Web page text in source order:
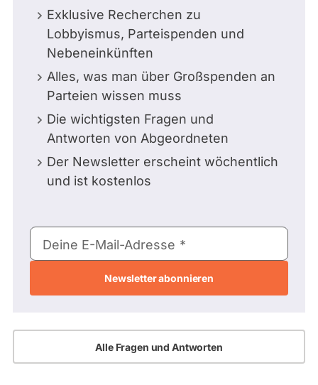
Exklusive Recherchen zu
Lobbyismus, Parteispenden und
Nebeneinkünften
Alles, was man über Großspenden an
Parteien wissen muss
Die wichtigsten Fragen und
Antworten von Abgeordneten
Der Newsletter erscheint wöchentlich
und ist kostenlos
E-
Mail-
Deine E-Mail-Adresse
Alle Fragen und Antworten